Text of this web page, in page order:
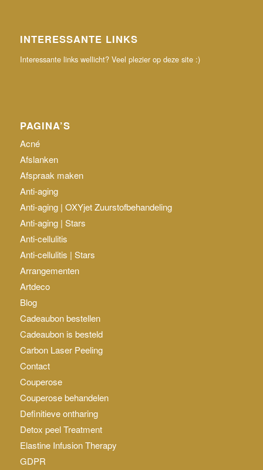
INTERESSANTE LINKS
Interessante links wellicht? Veel plezier op deze site :)
PAGINA’S
Acné
Afslanken
Afspraak maken
Anti-aging
Anti-aging | OXYjet Zuurstofbehandeling
Anti-aging | Stars
Anti-cellulitis
Anti-cellulitis | Stars
Arrangementen
Artdeco
Blog
Cadeaubon bestellen
Cadeaubon is besteld
Carbon Laser Peeling
Contact
Couperose
Couperose behandelen
Definitieve ontharing
Detox peel Treatment
Elastine Infusion Therapy
GDPR